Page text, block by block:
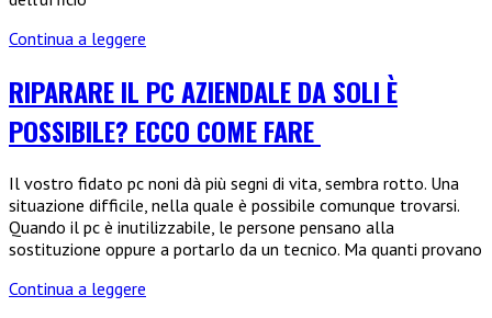
Continua a leggere
pensato
a
una
stampante
che
permette
di
cancellare?
RIPARARE IL PC AZIENDALE DA SOLI È
POSSIBILE? ECCO COME FARE
Il vostro fidato pc noni dà più segni di vita, sembra rotto. Una
situazione difficile, nella quale è possibile comunque trovarsi.
Quando il pc è inutilizzabile, le persone pensano alla
sostituzione oppure a portarlo da un tecnico. Ma quanti provano
Continua a leggere